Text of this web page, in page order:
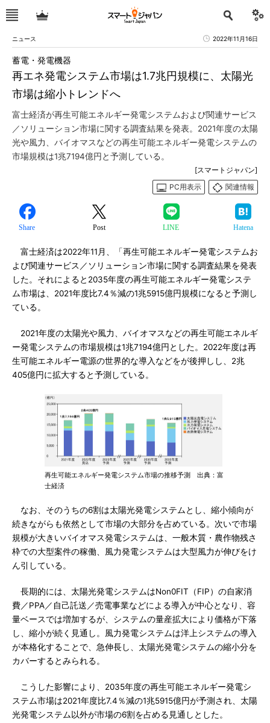
ニュース 2022年11月16日
再エネ発電システム市場は1.7兆円規模に、太陽光
市場は縮小トレンドへ
蓄電・発電機器
富士経済が再生可能エネルギー発電システムおよび関連サービス
／ソリューション市場に関する調査結果を発表。2021年度の太陽
光や風力、バイオマスなどの再生可能エネルギー発電システムの
市場規模は1兆7194億円と予測している。
[スマートジャパン]
PC用表示
関連情報
Share Post LINE Hatena
富士経済は2022年11月、「再生可能エネルギー発電システムお
よび関連サービス／ソリューション市場に関する調査結果を発表
した。それによると2035年度の再生可能エネルギー発電システ
ム市場は、2021年度比7.4％減の1兆5915億円規模になると予測し
ている。
2021年度の太陽光や風力、バイオマスなどの再生可能エネルギ
ー発電システムの市場規模は1兆7194億円とした。2022年度は再
生可能エネルギー電源の世界的な導入などをが後押しし、2兆
405億円に拡大すると予測している。
再生可能エネルギー発電システム市場の推移予測 出典：富
士経済
なお、そのうちの6割は太陽光発電システムとし、縮小傾向が
続きながらも依然として市場の大部分を占めている。次いで市場
規模が大きいバイオマス発電システムは、一般木質・農作物残さ
枠での大型案件の稼働、風力発電システムは大型風力が伸びをけ
ん引している。
長期的には、太陽光発電システムはNon0FIT（FIP）の自家消
費／PPA／自己託送／売電事業などによる導入が中心となり、容
量ベースでは増加するが、システムの量産拡大により価格が下落
し、縮小が続く見通し。風力発電システムは洋上システムの導入
が本格化することで、急伸長し、太陽光発電システムの縮小分を
カバーするとみられる。
こうした影響により、2035年度の再生可能エネルギー発電シ
ステム市場は2021年度比7.4％減の1兆5915億円が予測され、太陽
光発電システム以外が市場の6割を占める見通しとした。